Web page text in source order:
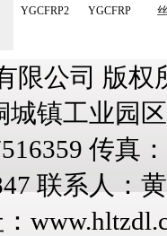
YGCFRP2
YGCFRP
限公司 版权
城镇工业园
传真
联系人：